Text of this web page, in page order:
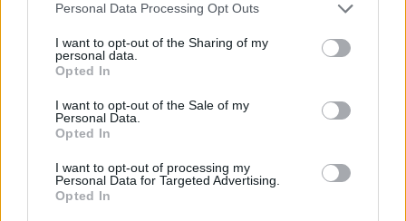
Personal Data Processing Opt Outs
I want to opt-out of the Sharing of my
personal data.
Opted In
I want to opt-out of the Sale of my
Personal Data.
Opted In
I want to opt-out of processing my
Personal Data for Targeted Advertising.
Opted In
Kod producenta
Dane producenta